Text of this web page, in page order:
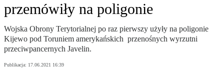
przemówiły na poligonie
Wojska Obrony Terytorialnej po raz pierwszy użyły na poligonie
Kijewo pod Toruniem amerykańskich przenośnych wyrzutni
przeciwpancernych Javelin.
Publikacja: 17.06.2021 16:39